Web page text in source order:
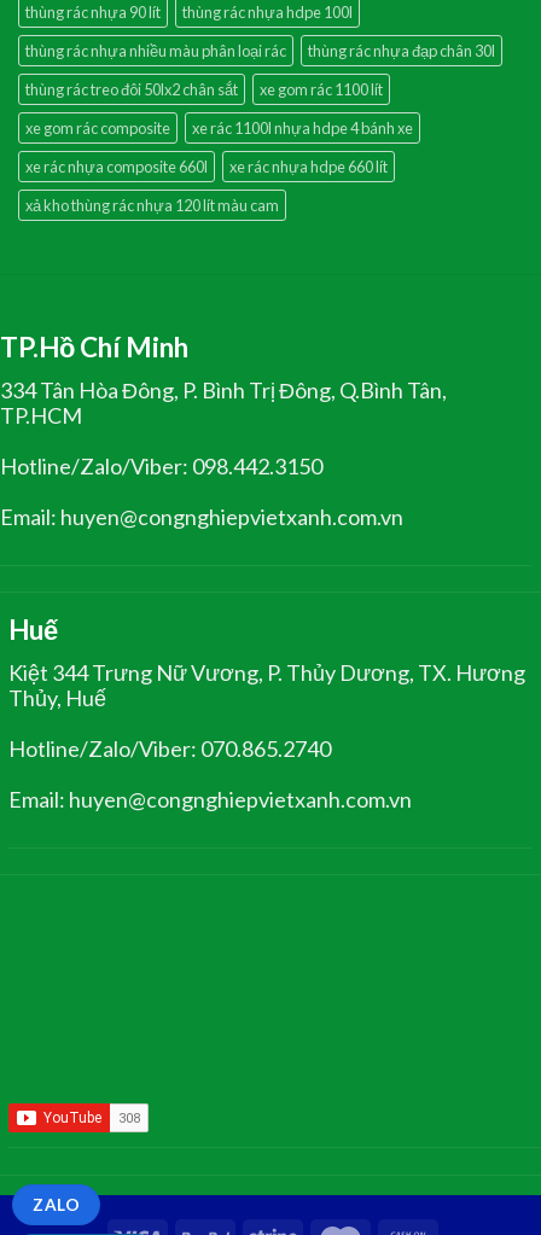
thùng rác nhựa 90 lít
thùng rác nhựa hdpe 100l
thùng rác nhựa nhiều màu phân loại rác
thùng rác nhựa đạp chân 30l
thùng rác treo đôi 50lx2 chân sắt
xe gom rác 1100 lít
xe gom rác composite
xe rác 1100l nhựa hdpe 4 bánh xe
xe rác nhựa composite 660l
xe rác nhựa hdpe 660 lít
xả kho thùng rác nhựa 120 lít màu cam
TP.Hồ Chí Minh
334 Tân Hòa Đông, P. Bình Trị Đông, Q.Bình Tân,
TP.HCM
Hotline/Zalo/Viber: 098.442.3150
Email: huyen@congnghiepvietxanh.com.vn
Huế
Kiệt 344 Trưng Nữ Vương, P. Thủy Dương, TX. Hương
Thủy, Huế
Hotline/Zalo/Viber: 070.865.2740
Email: huyen@congnghiepvietxanh.com.vn
ZALO